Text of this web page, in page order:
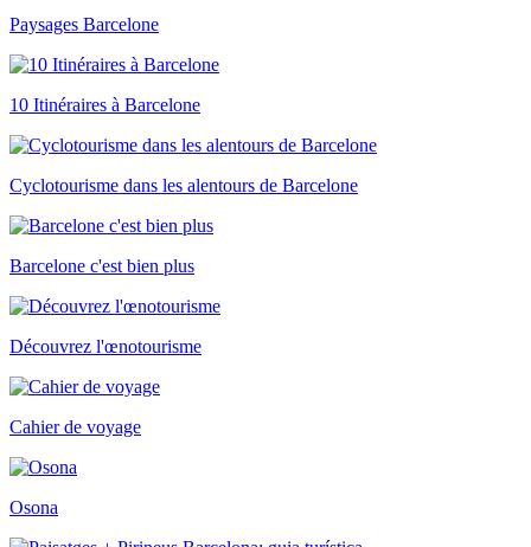
Paysages Barcelone
10 Itinéraires à Barcelone
Cyclotourisme dans les alentours de Barcelone
Barcelone c'est bien plus
Découvrez l'œnotourisme
Cahier de voyage
Osona